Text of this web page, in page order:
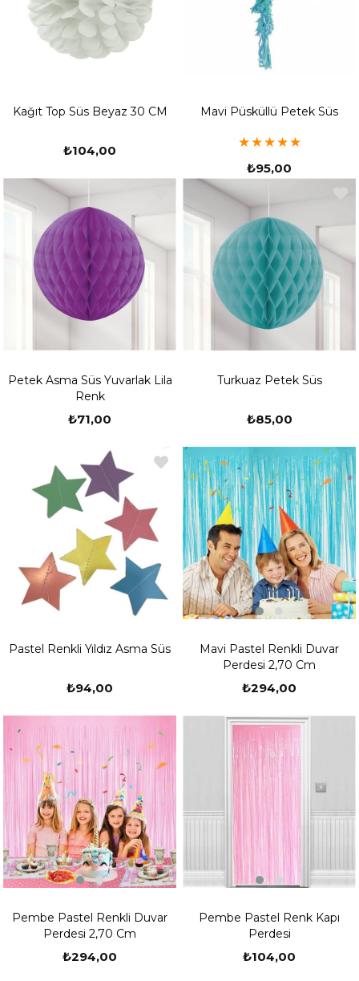
Kağıt Top Süs Beyaz 30 CM
₺104,00
Mavi Püsküllü Petek Süs
★★★★★
₺95,00
Petek Asma Süs Yuvarlak Lila
Renk
₺71,00
Turkuaz Petek Süs
₺85,00
Pastel Renkli Yıldız Asma Süs
₺94,00
Mavi Pastel Renkli Duvar
Perdesi 2,70 Cm
₺294,00
Pembe Pastel Renkli Duvar
Perdesi 2,70 Cm
₺294,00
Pembe Pastel Renk Kapı
Perdesi
₺104,00